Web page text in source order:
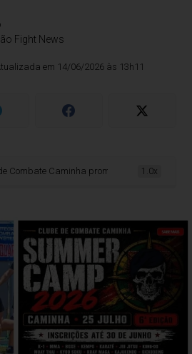
Fight News
em 14/06/2026 às 13h11
Caminha promove a 6.ª edição do
1.0x